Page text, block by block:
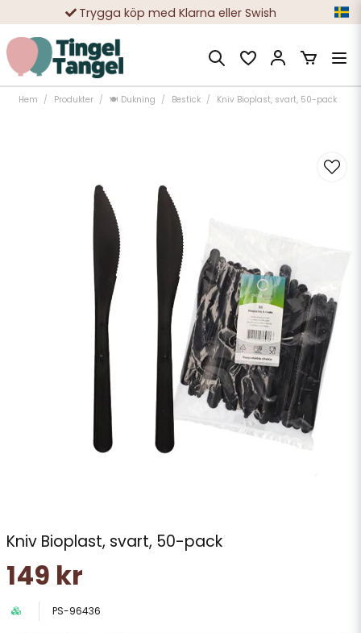
Trygga köp med Klarna eller Swish
10 000-tals nöjda kunder
Hem Produkter 🍽️ Dukning Bestick Kniv Bioplast, svart, 50-pack
Kniv Bioplast, svart, 50-pack
149 kr
PS-96436